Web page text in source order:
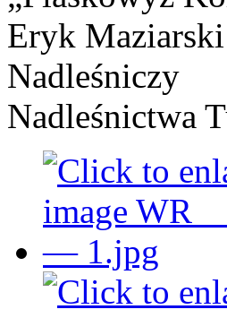
Eryk Maziarski
Nadleśniczy
Nadleśnictwa